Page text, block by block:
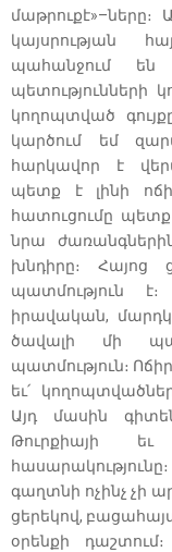
կայսրության
պահանջում
պետությունների
կողոպտված
կարծում եմ
հարկավոր է
պետք է լինի
հատուցումը
նրա
խնդիրը։ Հայոց
պատմություն
իրավական,
ծավալի մի
պատմություն։
եւ՛
Այդ մասին
Թուրքիայի
գաղտնի ոչինչ չի
ցերեկով,
օրենքի